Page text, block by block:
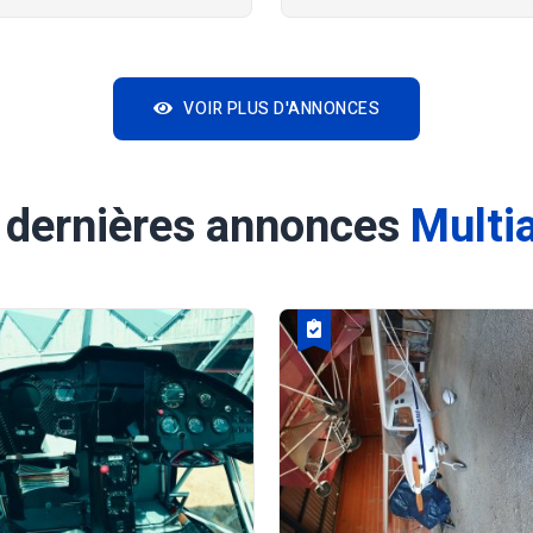
VOIR PLUS D'ANNONCES
annonces